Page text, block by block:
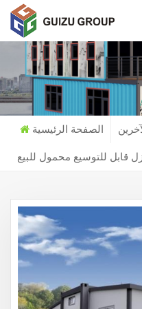
الصفحة الرئيسية
قابل للتوسيع محمول للبيع